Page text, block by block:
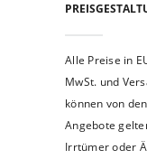
Alle Preise in
MwSt. und
können von
Angebote
Irrtümer oder